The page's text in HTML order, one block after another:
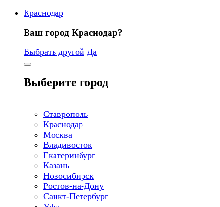
Краснодар
Ваш город Краснодар?
Выбрать другой Да
Выберите город
Ставрополь
Краснодар
Москва
Владивосток
Екатеринбург
Казань
Новосибирск
Ростов-на-Дону
Санкт-Петербург